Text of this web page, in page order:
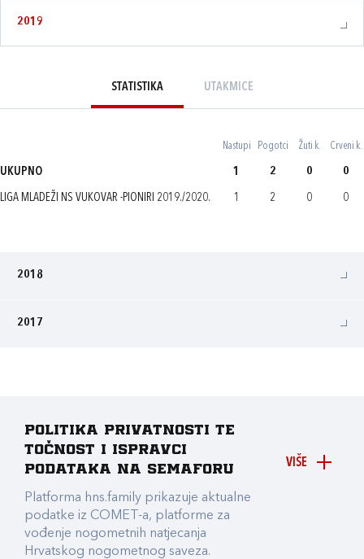
2019
STATISTIKA UTAKMICE
Nastupi Pogotci Žuti k. Crveni k.
UKUPNO 1 2 0 0
LIGA MLADEŽI NS VUKOVAR -PIONIRI 2019./2020. 1 2 0 0
2018
2017
VIŠE
Politika privatnosti te
točnost i ispravci
podataka na Semaforu
Platforma hns.family prikazuje aktualne
podatke iz COMET-a, platforme za
vođenje nogometnih natjecanja
Hrvatskog nogometnog saveza.